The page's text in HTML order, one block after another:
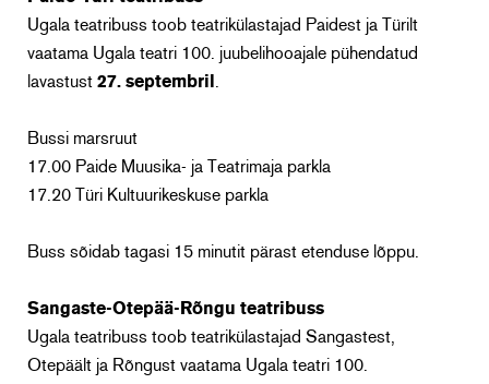
Ugala teatribuss toob teatrikülastajad Paidest ja Türilt
vaatama Ugala teatri 100. juubelihooajale pühendatud
lavastust 27. septembril
Bussi marsruut
17.00 Paide Muusika- ja Teatrimaja parkla
17.20 Türi Kultuurikeskuse parkla
Buss sõidab tagasi 15 minutit pärast etenduse lõppu.
Sangaste-Otepää-Rõngu teatribuss
Ugala teatribuss toob teatrikülastajad Sangastest,
Otepäält ja Rõngust vaatama Ugala teatri 100.